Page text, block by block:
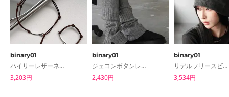
binary01
ハイリーレザーネックレス＆ブレスレット
3,203円
binary01
ジェコンボタンレッグウォーマー
2,430円
binary01
リデルフリースビーニー
3,534円